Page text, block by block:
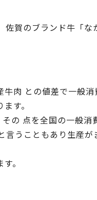
賀のブランド牛「な
肉 との値差で一般消
す。
の 点を全国の一般
うこともあり生産
。